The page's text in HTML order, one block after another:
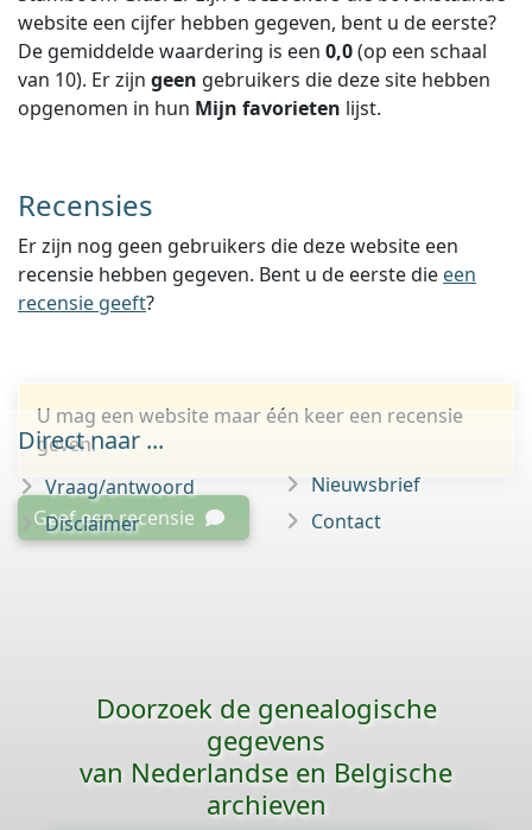
website een cijfer hebben gegeven, bent u de eerste?
De gemiddelde waardering is een 0,0(op een schaal
van 10). Er zijn geen gebruikers die deze site hebben
opgenomen in hun Mijn favorieten lijst.
Recensies
Er zijn nog geen gebruikers die deze website een
recensie hebben gegeven. Bent u de eerste die een
recensie geeft?
U mag een website maar één keer een recensie
geven.
Geef een recensie
Direct naar ...
Vraag/antwoord
Disclaimer
Nieuwsbrief
Contact
Doorzoek de genealogische
gegevens
van Nederlandse en Belgische
archieven